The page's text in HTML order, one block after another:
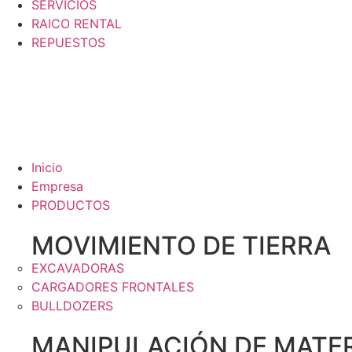
SERVICIOS
RAICO RENTAL
REPUESTOS
Inicio
Empresa
PRODUCTOS
MOVIMIENTO DE TIERRA
EXCAVADORAS
CARGADORES FRONTALES
BULLDOZERS